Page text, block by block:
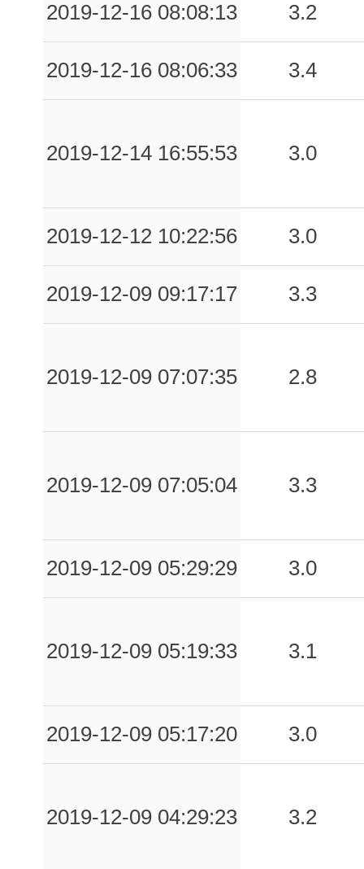
2019-12-16 08:08:13 3.2
2019-12-16 08:06:33 3.4
2019-12-14 16:55:53 3.0
2019-12-12 10:22:56 3.0
2019-12-09 09:17:17 3.3
2019-12-09 07:07:35 2.8
2019-12-09 07:05:04 3.3
2019-12-09 05:29:29 3.0
2019-12-09 05:19:33 3.1
2019-12-09 05:17:20 3.0
2019-12-09 04:29:23 3.2